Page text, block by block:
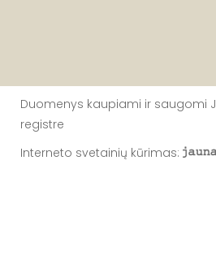
Duomenys kaupiami ir saugomi
registre
Interneto svetainių kūrimas: